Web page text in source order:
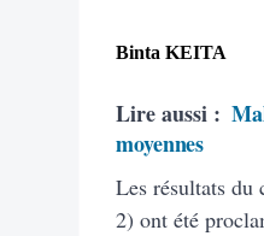
Binta KEITA
Lire aussi :
moyennes
Les résultats
2) ont été